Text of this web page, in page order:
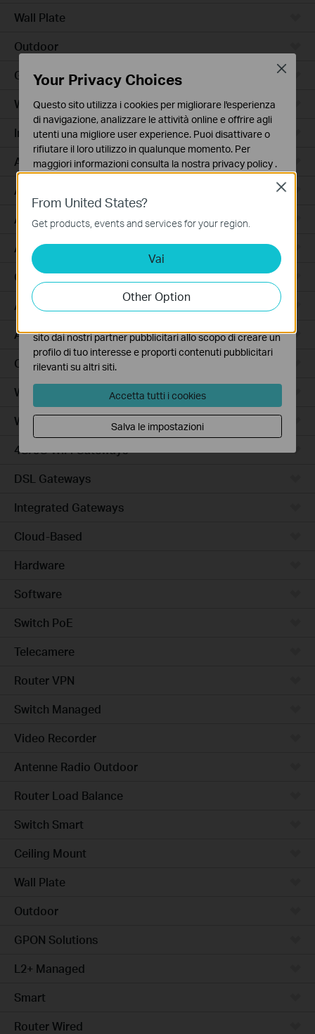
Wall Plate
Outdoor
Gateway
Wireless Bridge
Industrial
Access Max
Agile
Access
Access Pro
GPON
Aggregation
Access Plus
Campus
Wired Gateways
WiFi Gateways
4G/5G WiFi Gateways
DSL Gateways
Integrated Gateways
Cloud-Based
Hardware
Software
Switch PoE
Telecamere
Router VPN
Switch Managed
Video Recorder
Antenne Radio Outdoor
Router Load Balance
Switch Smart
Ceiling Mount
Wall Plate
Outdoor
GPON Solutions
L2+ Managed
Smart
Router Wired
From United States?
Get products, events and services for your region.
Vai
Other Option
Close
Your Privacy Choices
Questo sito utilizza i cookies per migliorare l'esperienza
di navigazione, analizzare le attività online e offrire agli
utenti una migliore user experience. Puoi disattivare o
rifiutare il loro utilizzo in qualunque momento. Per
maggiori informazioni consulta la nostra privacy policy .
Questi cookies sono necessari per il corretto
funzionamento del sito e non possono essere disattivati
nel tuo sistema.
Analytics e Marketing Cookies
I cookies analitici ci permettono di analizzare le tue
attività sul nostro sito allo scopo di migliorarne le
funzionalità.
sito dai nostri partner pubblicitari allo scopo di creare un
profilo di tuo interesse e proporti contenuti pubblicitari
rilevanti su altri siti.
Accetta tutti i cookies
Salva le impostazioni
Close